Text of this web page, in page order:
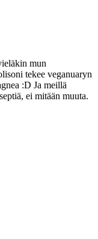
mun
tekee veganuaryn
:D Ja meillä
ei mitään muuta.